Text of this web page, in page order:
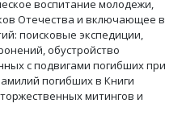
воспитание молодежи,
Отечества и включающее в
поисковые экспедиции,
обустройство
с подвигами погибших при
погибших в Книги
митингов и